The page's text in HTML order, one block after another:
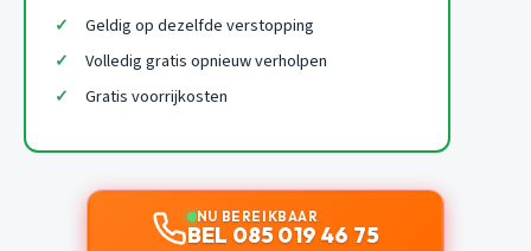
Geldig op dezelfde verstopping
Volledig gratis opnieuw verholpen
Gratis voorrijkosten
NU BEREIKBAAR
BEL 085 019 46 75